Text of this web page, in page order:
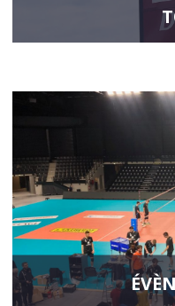
Informez et guidez les